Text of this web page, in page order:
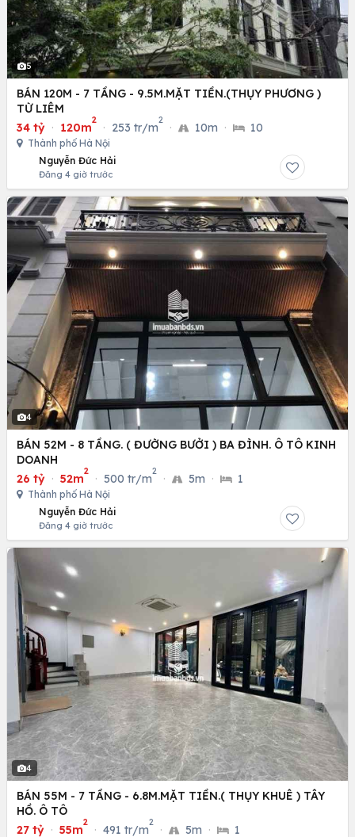
5
BÁN 120M - 7 TẦNG - 9.5M.MẶT TIỀN.(THỤY PHƯƠNG )
TỪ LIÊM
34 tỷ · 120m
2
· 253 tr/m
2
· 10m · 10
Thành phố Hà Nội
Nguyễn Đức Hải
Đăng 4 giờ trước
4
BÁN 52M - 8 TẦNG. ( ĐƯỜNG BƯỞI ) BA ĐÌNH. Ô TÔ KINH
DOANH
26 tỷ · 52m
2
· 500 tr/m
2
· 5m · 1
Thành phố Hà Nội
Nguyễn Đức Hải
Đăng 4 giờ trước
4
BÁN 55M - 7 TẦNG - 6.8M.MẶT TIỀN.( THỤY KHUÊ ) TÂY
HỒ. Ô TÔ
27 tỷ · 55m
2
· 491 tr/m
2
· 5m · 1